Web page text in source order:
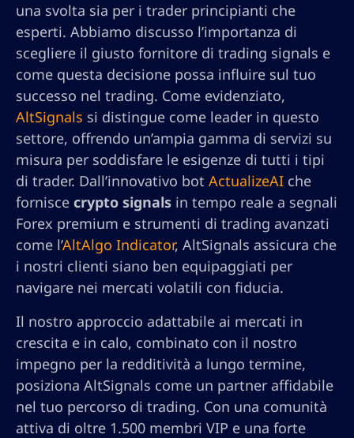
una svolta sia per i trader principianti che
esperti. Abbiamo discusso l’importanza di
scegliere il giusto fornitore di trading signals e
come questa decisione possa influire sul tuo
successo nel trading. Come evidenziato,
AltSignals si distingue come leader in questo
settore, offrendo un’ampia gamma di servizi su
misura per soddisfare le esigenze di tutti i tipi
di trader. Dall’innovativo bot ActualizeAI che
fornisce crypto signals in tempo reale a segnali
Forex premium e strumenti di trading avanzati
come l’AltAlgo Indicator, AltSignals assicura che
i nostri clienti siano ben equipaggiati per
navigare nei mercati volatili con fiducia.
Il nostro approccio adattabile ai mercati in
crescita e in calo, combinato con il nostro
impegno per la redditività a lungo termine,
posiziona AltSignals come un partner affidabile
nel tuo percorso di trading. Con una comunità
attiva di oltre 1.500 membri VIP e una forte